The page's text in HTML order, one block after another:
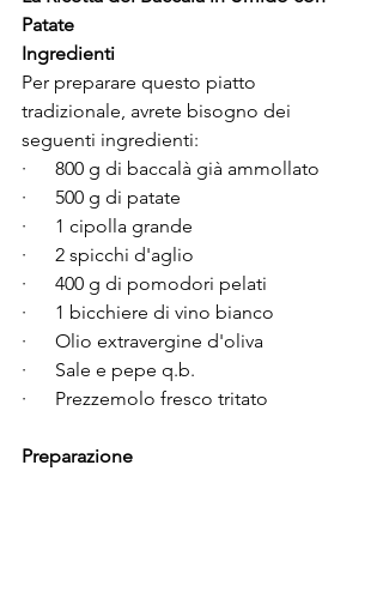
Patate
Ingredienti
Per preparare questo piatto
tradizionale, avrete bisogno dei
seguenti ingredienti:
· 800 g di baccalà già ammollato
· 500 g di patate
· 1 cipolla grande
· 2 spicchi d'aglio
· 400 g di pomodori pelati
· 1 bicchiere di vino bianco
· Olio extravergine d'oliva
· Sale e pepe q.b.
· Prezzemolo fresco tritato
Preparazione